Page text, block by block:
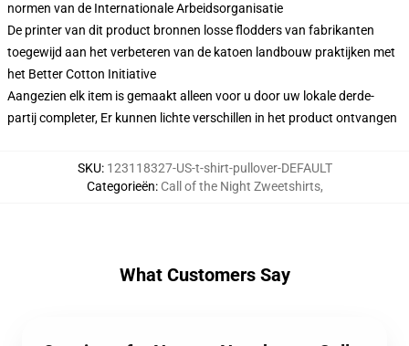
normen van de Internationale Arbeidsorganisatie
De printer van dit product bronnen losse flodders van fabrikanten
toegewijd aan het verbeteren van de katoen landbouw praktijken met
het Better Cotton Initiative
Aangezien elk item is gemaakt alleen voor u door uw lokale derde-
partij completer, Er kunnen lichte verschillen in het product ontvangen
SKU: 123118327-US-t-shirt-pullover-DEFAULT
Categorieën: Call of the Night Zweetshirts,
What Customers Say